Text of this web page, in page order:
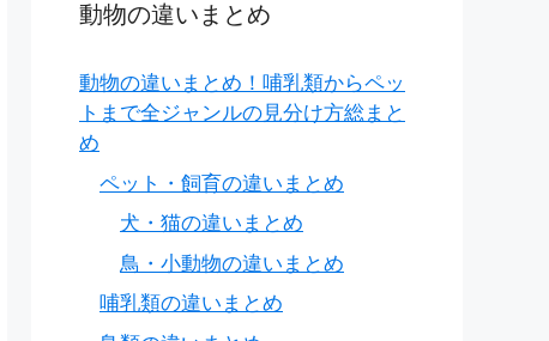
動物の違いまとめ
動物の違いまとめ！哺乳類からペッ
トまで全ジャンルの見分け方総まと
め
ペット・飼育の違いまとめ
犬・猫の違いまとめ
鳥・小動物の違いまとめ
哺乳類の違いまとめ